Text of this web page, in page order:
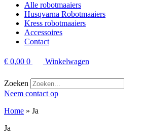
Alle robotmaaiers
Husqvarna Robotmaaiers
Kress robotmaaiers
Accessoires
Contact
€ 0,00 0 Winkelwagen
Zoeken
Neem contact op
Home » Ja
Ja